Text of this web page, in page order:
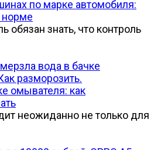
по марке автомобиля:
норме
обязан знать, что контроль
омывателя: как
неожиданно не только для